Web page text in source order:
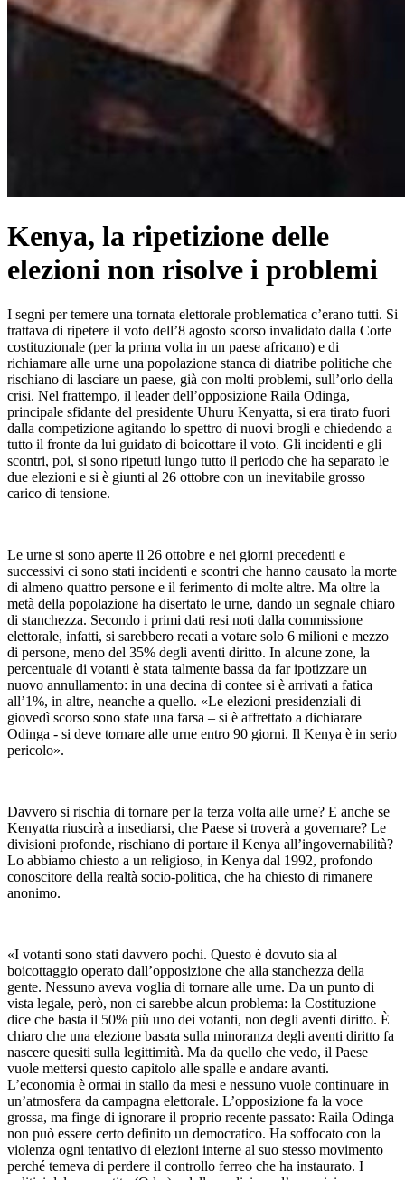
Kenya, la ripetizione delle
elezioni non risolve i problemi
I segni per temere una tornata elettorale problematica c’erano tutti. Si
trattava di ripetere il voto dell’8 agosto scorso invalidato dalla Corte
costituzionale (per la prima volta in un paese africano) e di
richiamare alle urne una popolazione stanca di diatribe politiche che
rischiano di lasciare un paese, già con molti problemi, sull’orlo della
crisi. Nel frattempo, il leader dell’opposizione Raila Odinga,
principale sfidante del presidente Uhuru Kenyatta, si era tirato fuori
dalla competizione agitando lo spettro di nuovi brogli e chiedendo a
tutto il fronte da lui guidato di boicottare il voto. Gli incidenti e gli
scontri, poi, si sono ripetuti lungo tutto il periodo che ha separato le
due elezioni e si è giunti al 26 ottobre con un inevitabile grosso
carico di tensione.
Le urne si sono aperte il 26 ottobre e nei giorni precedenti e
successivi ci sono stati incidenti e scontri che hanno causato la morte
di almeno quattro persone e il ferimento di molte altre. Ma oltre la
metà della popolazione ha disertato le urne, dando un segnale chiaro
di stanchezza. Secondo i primi dati resi noti dalla commissione
elettorale, infatti, si sarebbero recati a votare solo 6 milioni e mezzo
di persone, meno del 35% degli aventi diritto. In alcune zone, la
percentuale di votanti è stata talmente bassa da far ipotizzare un
nuovo annullamento: in una decina di contee si è arrivati a fatica
all’1%, in altre, neanche a quello. «Le elezioni presidenziali di
giovedì scorso sono state una farsa – si è affrettato a dichiarare
Odinga - si deve tornare alle urne entro 90 giorni. Il Kenya è in serio
pericolo».
Davvero si rischia di tornare per la terza volta alle urne? E anche se
Kenyatta riuscirà a insediarsi, che Paese si troverà a governare? Le
divisioni profonde, rischiano di portare il Kenya all’ingovernabilità?
Lo abbiamo chiesto a un religioso, in Kenya dal 1992, profondo
conoscitore della realtà socio-politica, che ha chiesto di rimanere
anonimo.
«I votanti sono stati davvero pochi. Questo è dovuto sia al
boicottaggio operato dall’opposizione che alla stanchezza della
gente. Nessuno aveva voglia di tornare alle urne. Da un punto di
vista legale, però, non ci sarebbe alcun problema: la Costituzione
dice che basta il 50% più uno dei votanti, non degli aventi diritto. È
chiaro che una elezione basata sulla minoranza degli aventi diritto fa
nascere quesiti sulla legittimità. Ma da quello che vedo, il Paese
vuole mettersi questo capitolo alle spalle e andare avanti.
L’economia è ormai in stallo da mesi e nessuno vuole continuare in
un’atmosfera da campagna elettorale. L’opposizione fa la voce
grossa, ma finge di ignorare il proprio recente passato: Raila Odinga
non può essere certo definito un democratico. Ha soffocato con la
violenza ogni tentativo di elezioni interne al suo stesso movimento
perché temeva di perdere il controllo ferreo che ha instaurato. I